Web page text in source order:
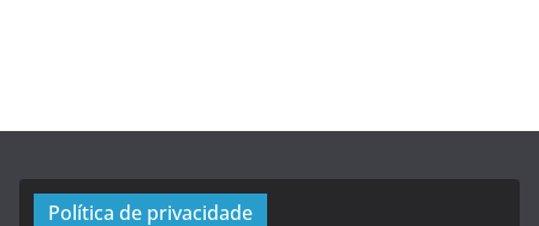
Política de privacidade